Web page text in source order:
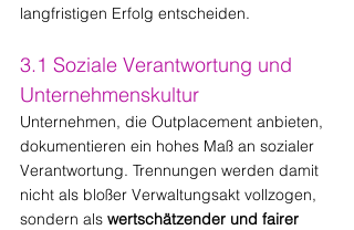
langfristigen Erfolg entscheiden.
3.1 Soziale Verantwortung und
Unternehmenskultur
Unternehmen, die Outplacement anbieten,
dokumentieren ein hohes Maß an sozialer
Verantwortung. Trennungen werden damit
nicht als bloßer Verwaltungsakt vollzogen,
sondern als wertschätzender und fairer